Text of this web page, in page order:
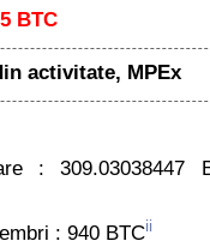
BTC
activitate, MPEx
: 309.03038447
: 940 BTCii